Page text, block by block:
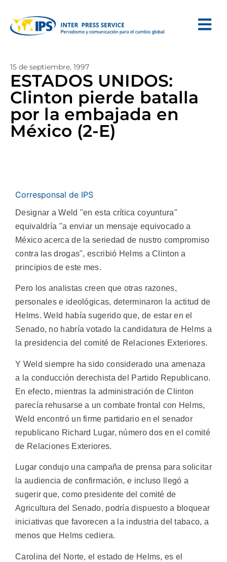
15 de septiembre, 1997
ESTADOS UNIDOS:
Clinton pierde batalla
por la embajada en
México (2-E)
Corresponsal de IPS
Designar a Weld "en esta crítica coyuntura"
equivaldría "a enviar un mensaje equivocado a
México acerca de la seriedad de nustro compromiso
contra las drogas", escribió Helms a Clinton a
principios de este mes.
Pero los analistas creen que otras razones,
personales e ideológicas, determinaron la actitud de
Helms. Weld había sugerido que, de estar en el
Senado, no habría votado la candidatura de Helms a
la presidencia del comité de Relaciones Exteriores.
Y Weld siempre ha sido considerado una amenaza
a la conducción derechista del Partido Republicano.
En efecto, mientras la administración de Clinton
parecía rehusarse a un combate frontal con Helms,
Weld encontró un firme partidario en el senador
republicano Richard Lugar, número dos en el comité
de Relaciones Exteriores.
Lugar condujo una campaña de prensa para solicitar
la audiencia de confirmación, e incluso llegó a
sugerir que, como presidente del comité de
Agricultura del Senado, podría dispuesto a bloquear
iniciativas que favorecen a la industria del tabaco, a
menos que Helms cediera.
Carolina del Norte, el estado de Helms, es el